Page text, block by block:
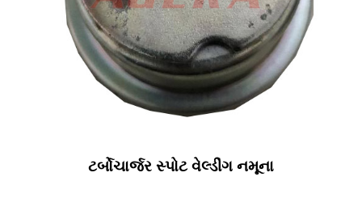
ટર્બોચાર્જર સ્પોટ વેલ્ડીંગ નમૂના